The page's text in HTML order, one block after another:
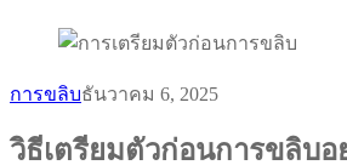
การขลิบธันวาคม 6, 2025
วิธีเตรียมตัวก่อนการขลิบอ